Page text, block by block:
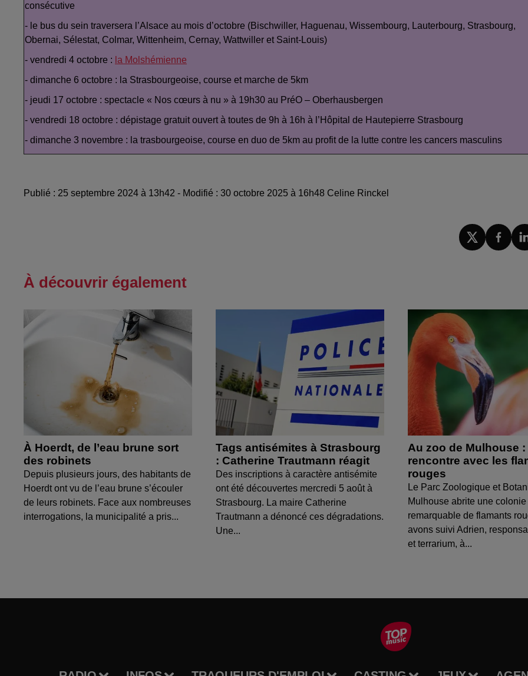
consécutive
- le bus du sein traversera l’Alsace au mois d’octobre (Bischwiller, Haguenau, Wissembourg, Lauterbourg, Strasbourg,
Obernai, Sélestat, Colmar, Wittenheim, Cernay, Wattwiller et Saint-Louis)
- vendredi 4 octobre : la Molshémienne
- dimanche 6 octobre : la Strasbourgeoise, course et marche de 5km
- jeudi 17 octobre : spectacle « Nos cœurs à nu » à 19h30 au PréO – Oberhausbergen
- vendredi 18 octobre : dépistage gratuit ouvert à toutes de 9h à 16h à l’Hôpital de Hautepierre Strasbourg
- dimanche 3 novembre : la trasbourgeoise, course en duo de 5km au profit de la lutte contre les cancers masculins
Publié : 25 septembre 2024 à 13h42 - Modifié : 30 octobre 2025 à 16h48 Celine Rinckel
À découvrir également
À Hoerdt, de l’eau brune sort
des robinets
Depuis plusieurs jours, des habitants de
Hoerdt ont vu de l’eau brune s’écouler
de leurs robinets. Face aux nombreuses
interrogations, la municipalité a pris...
Tags antisémites à Strasbourg
: Catherine Trautmann réagit
Des inscriptions à caractère antisémite
ont été découvertes mercredi 5 août à
Strasbourg. La maire Catherine
Trautmann a dénoncé ces dégradations.
Une...
Au zoo de Mulhouse :
rencontre avec les
rouges
Le Parc Zoologique et
Mulhouse abrite une colonie
remarquable de flamants
avons suivi Adrien,
et terrarium, à...